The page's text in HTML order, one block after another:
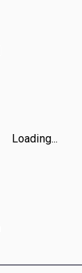
Loading...